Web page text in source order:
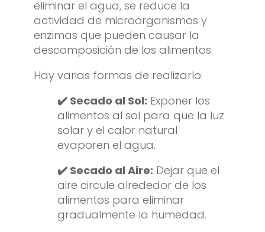
eliminar el agua, se reduce la
actividad de microorganismos y
enzimas que pueden causar la
descomposición de los alimentos.
Hay varias formas de realizarlo:
✔️ Secado al Sol: Exponer los
alimentos al sol para que la luz
solar y el calor natural
evaporen el agua.
✔️ Secado al Aire: Dejar que el
aire circule alrededor de los
alimentos para eliminar
gradualmente la humedad.